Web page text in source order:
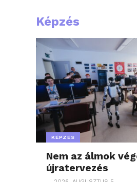
Képzés
KÉPZÉS
Nem az álmok
újratervezés